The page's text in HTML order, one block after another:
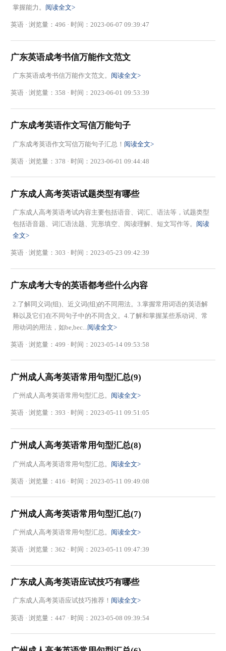
掌握能力。 阅读全文>
英语 · 浏览量：496 · 时间：2023-06-07 09:39:47
广东英语成考书信万能作文范文
广东英语成考书信万能作文范文。 阅读全文>
英语 · 浏览量：358 · 时间：2023-06-01 09:53:39
广东成考英语作文写信万能句子
广东成考英语作文写信万能句子汇总！ 阅读全文>
英语 · 浏览量：378 · 时间：2023-06-01 09:44:48
广东成人高考英语试题类型有哪些
广东成人高考英语考试内容主要包括语音、词汇、语法等，试题类型
包括语音题、词汇语法题、完形填空、阅读理解、短文写作等。 阅读
全文>
英语 · 浏览量：303 · 时间：2023-05-23 09:42:39
广东成考大专的英语都考些什么内容
2.了解同义词(组)、近义词(组)的不同用法。3.掌握常用词语的英语解
释以及它们在不同句子中的不同含义。4.了解和掌握某些系动词、常
用动词的用法，如be,bec... 阅读全文>
英语 · 浏览量：499 · 时间：2023-05-14 09:53:58
广州成人高考英语常用句型汇总(9)
广州成人高考英语常用句型汇总。 阅读全文>
英语 · 浏览量：393 · 时间：2023-05-11 09:51:05
广州成人高考英语常用句型汇总(8)
广州成人高考英语常用句型汇总。 阅读全文>
英语 · 浏览量：416 · 时间：2023-05-11 09:49:08
广州成人高考英语常用句型汇总(7)
广州成人高考英语常用句型汇总。 阅读全文>
英语 · 浏览量：362 · 时间：2023-05-11 09:47:39
广东成人高考英语应试技巧有哪些
广东成人高考英语​应试技巧推荐！ 阅读全文>
英语 · 浏览量：447 · 时间：2023-05-08 09:39:54